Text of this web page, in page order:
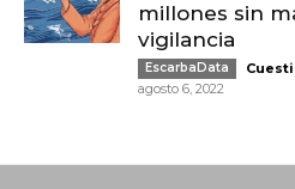
millones sin
vigilancia
EscarbaData
agosto 6, 2022